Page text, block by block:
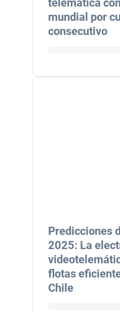
telemática
mundial por
consecutivo
Predicciones
2025: La
flotas
Chile